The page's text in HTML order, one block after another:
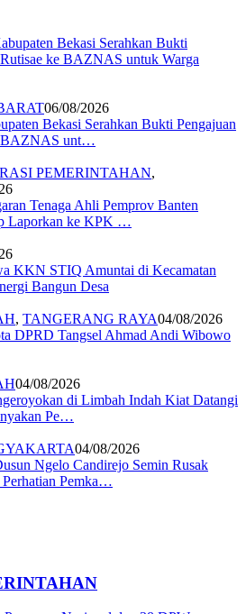
06/08/2026
Bekasi Serahkan Bukti Pengajuan
BAZNAS unt…
PEMERINTAHAN,
Tenaga Ahli Pemprov Banten
Laporkan ke KPK …
KKN STIQ Amuntai di Kecamatan
Bangun Desa
, TANGERANG RAYA04/08/2026
DPRD Tangsel Ahmad Andi Wibowo
04/08/2026
di Limbah Indah Kiat Datangi
Pe…
04/08/2026
Ngelo Candirejo Semin Rusak
Pemka…